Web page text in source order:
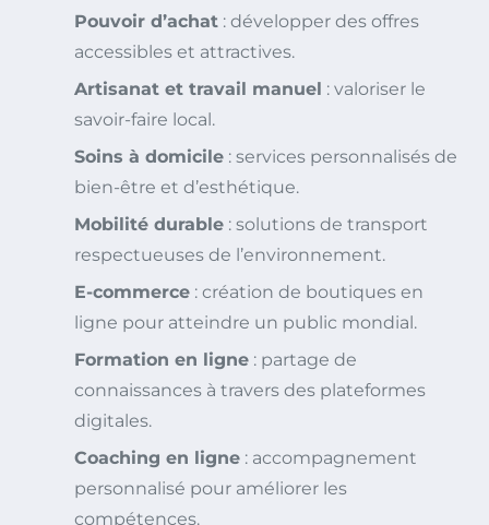
Pouvoir d’achat : développer des offres
accessibles et attractives.
Artisanat et travail manuel : valoriser le
savoir-faire local.
Soins à domicile : services personnalisés de
bien-être et d’esthétique.
Mobilité durable : solutions de transport
respectueuses de l’environnement.
E-commerce : création de boutiques en
ligne pour atteindre un public mondial.
Formation en ligne : partage de
connaissances à travers des plateformes
digitales.
Coaching en ligne : accompagnement
personnalisé pour améliorer les
compétences.